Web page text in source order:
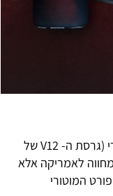
בשני המרוצים האחרונים של עונת 1964 התרוצצו שתי ה-1512 של פרארי (גרסת ה- V12 של
לאמריקה אלא
המוטורי